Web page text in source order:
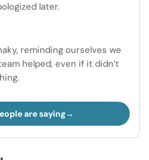
later.
reminding ourselves we
helped, even if it didn’t
are saying